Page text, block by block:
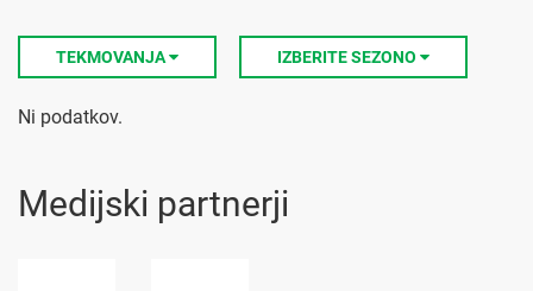
TEKMOVANJA IZBERITE SEZONO
Ni podatkov.
Medijski partnerji